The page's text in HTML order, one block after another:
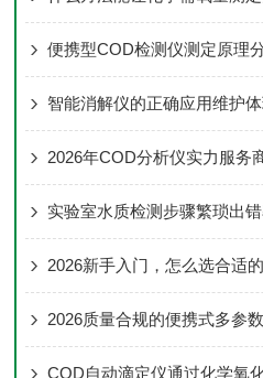
便携型COD检测仪测定原理
智能消解仪的正确应用维护